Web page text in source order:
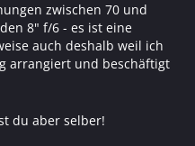
zwischen 70 und
8" f/6 - es ist eine
auch deshalb weil ich
arrangiert und beschäftigt
du aber selber!